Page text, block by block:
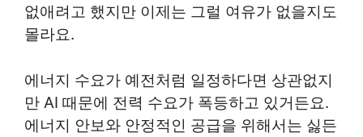
없애려고 했지만 이제는 그럴 여유가 없을지도
몰라요.
에너지 수요가 예전처럼 일정하다면 상관없지
만 AI 때문에 전력 수요가 폭등하고 있거든요.
에너지 안보와 안정적인 공급을 위해서는 싫든